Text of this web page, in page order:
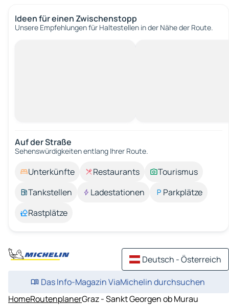
Ideen für einen Zwischenstopp
Unsere Empfehlungen für Haltestellen in der Nähe der Route.
Auf der Straße
Sehenswürdigkeiten entlang Ihrer Route.
Unterkünfte Restaurants
Tourismus
Tankstellen
Ladestationen
Parkplätze
Rastplätze
Deutsch - Österreich
Das Info-Magazin ViaMichelin durchsuchen
HomeRoutenplanerGraz - Sankt Georgen ob Murau